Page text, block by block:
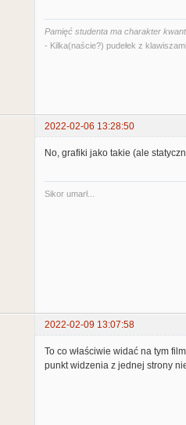
Pamięć studenta ma charakter
- Kilka(naście?) pudełek z
2022-02-06 13:28:50
No, grafiki jako takie (ale
Sikor umarł...
2022-02-09 13:07:58
To co właściwie widać na tym
punkt widzenia z jednej strony